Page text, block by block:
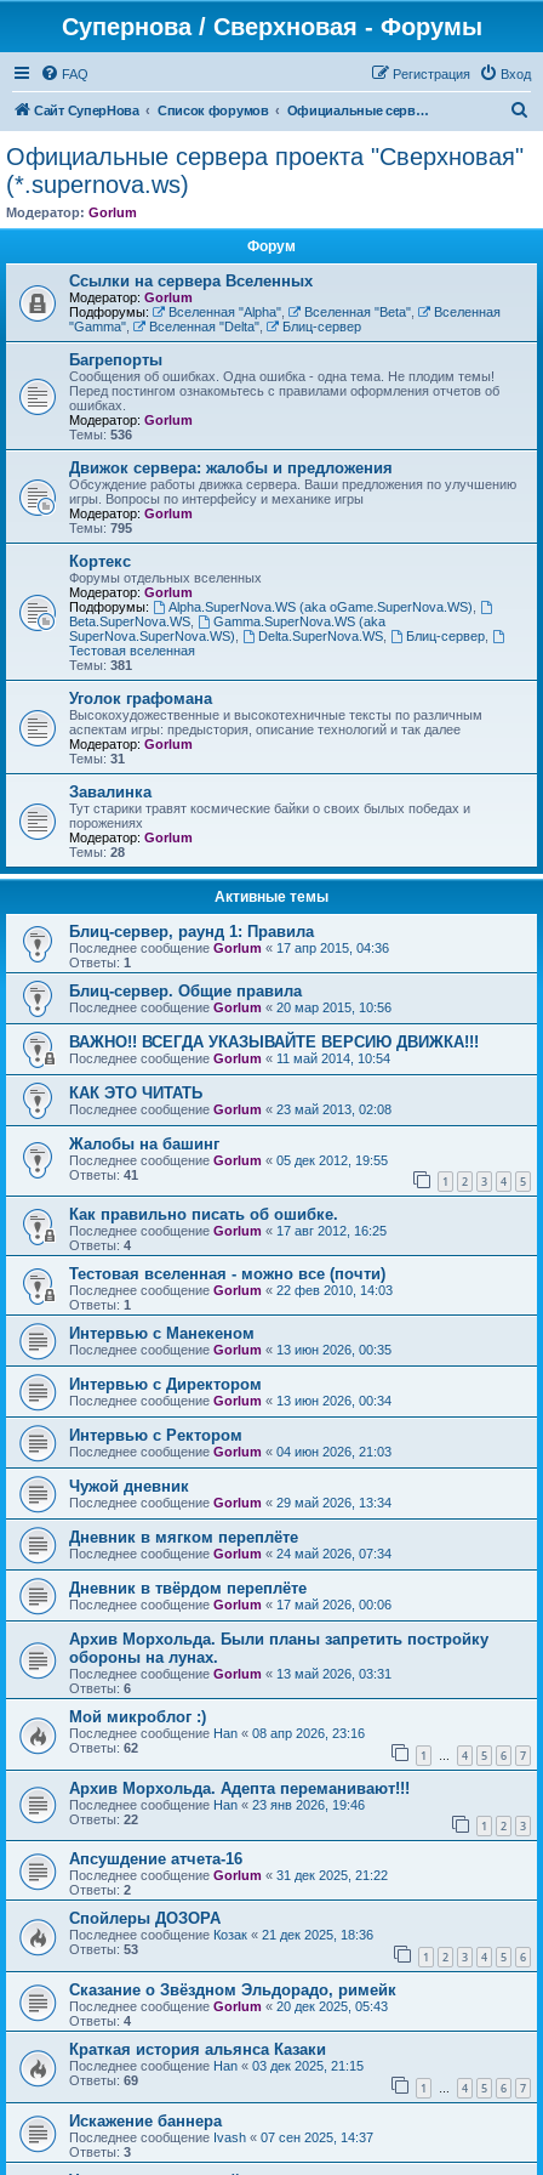
Супернова / Сверхновая - Форумы
FAQ Вход
Регистрация
Сайт СуперНова Список форумов Официальные сервера проекта "Сверхновая" (*.supernova.ws)
к
Официальные сервера проекта "Сверхновая"
(*.supernova.ws)
Модератор: Gorlum
Форум
Ссылки на сервера Вселенных
Модератор: Gorlum
Подфорумы:
Вселенная "Alpha", Вселенная "Beta",
Вселенная
"Gamma"
Вселенная "Delta", Блиц-сервер
Багрепорты
Сообщения об ошибках. Одна ошибка - одна тема. Не плодим темы!
Перед постингом ознакомьтесь с правилами оформления отчетов об
ошибках.
Модератор: Gorlum
Темы: 536
Движок сервера: жалобы и предложения
Обсуждение работы движка сервера. Ваши предложения по улучшению
игры. Вопросы по интерфейсу и механике игры
Модератор: Gorlum
Темы: 795
Кортекс
Форумы отдельных вселенных
Модератор: Gorlum
Подфорумы:
Alpha.SuperNova.WS (aka oGame.SuperNova.WS)
Beta.SuperNova.WS
Gamma.SuperNova.WS (aka
SuperNova.SuperNova.WS)
Delta.SuperNova.WS, Блиц-сервер,
Тестовая вселенная
Темы: 381
Уголок графомана
Высокохудожественные и высокотехничные тексты по различным
аспектам игры: предыстория, описание технологий и так далее
Модератор: Gorlum
Темы: 31
Завалинка
Тут старики травят космические байки о своих былых победах и
порожениях
Модератор: Gorlum
Темы: 28
Активные темы
Блиц-сервер, раунд 1: Правила
Последнее сообщение Gorlum « 17 апр 2015, 04:36
Ответы: 1
Блиц-сервер. Общие правила
Последнее сообщение Gorlum « 20 мар 2015, 10:56
ВАЖНО!! ВСЕГДА УКАЗЫВАЙТЕ ВЕРСИЮ ДВИЖКА!!!
Последнее сообщение Gorlum « 11 май 2014, 10:54
КАК ЭТО ЧИТАТЬ
Последнее сообщение Gorlum « 23 май 2013, 02:08
Жалобы на башинг
Последнее сообщение Gorlum « 05 дек 2012, 19:55
Ответы: 41 1 2 3 4 5
Как правильно писать об ошибке.
Последнее сообщение Gorlum « 17 авг 2012, 16:25
Ответы: 4
Тестовая вселенная - можно все (почти)
Последнее сообщение Gorlum « 22 фев 2010, 14:03
Ответы: 1
Интервью с Манекеном
Последнее сообщение Gorlum « 13 июн 2026, 00:35
Интервью с Директором
Последнее сообщение Gorlum « 13 июн 2026, 00:34
Интервью с Ректором
Последнее сообщение Gorlum « 04 июн 2026, 21:03
Чужой дневник
Последнее сообщение Gorlum « 29 май 2026, 13:34
Дневник в мягком переплёте
Последнее сообщение Gorlum « 24 май 2026, 07:34
Дневник в твёрдом переплёте
Последнее сообщение Gorlum « 17 май 2026, 00:06
Архив Морхольда. Были планы запретить постройку
обороны на лунах.
Последнее сообщение Gorlum « 13 май 2026, 03:31
Ответы: 6
Мой микроблог :)
Последнее сообщение Han « 08 апр 2026, 23:16
Ответы: 62 1 … 4 5 6 7
Архив Морхольда. Адепта переманивают!!!
Последнее сообщение Han « 23 янв 2026, 19:46
Ответы: 22 1 2 3
Апсушдение атчета-16
Последнее сообщение Gorlum « 31 дек 2025, 21:22
Ответы: 2
Спойлеры ДОЗОРА
Последнее сообщение Козак « 21 дек 2025, 18:36
Ответы: 53 1 2 3 4 5 6
Сказание о Звёздном Эльдорадо, римейк
Последнее сообщение Gorlum « 20 дек 2025, 05:43
Ответы: 4
Краткая история альянса Казаки
Последнее сообщение Han « 03 дек 2025, 21:15
Ответы: 69 1 … 4 5 6 7
Искажение баннера
Последнее сообщение Ivash « 07 сен 2025, 14:37
Ответы: 3